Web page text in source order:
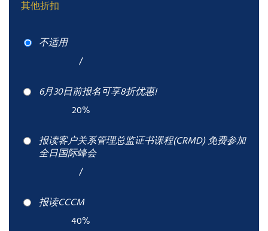
其他折扣
不适用
/
6月30日前报名可享8折优惠!
20%
报读客户关系管理总监证书课程(CRMD) 免费参加
全日国际峰会
/
报读CCCM
40%